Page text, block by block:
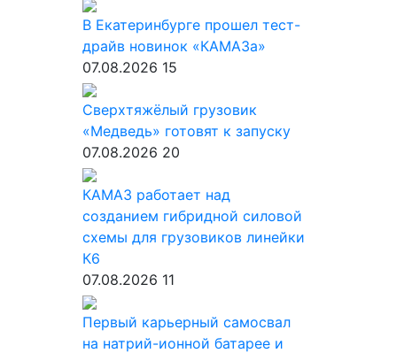
В Екатеринбурге прошел тест-
драйв новинок «КАМАЗа»
07.08.2026 15
Сверхтяжёлый грузовик
«Медведь» готовят к запуску
07.08.2026 20
КАМАЗ работает над
созданием гибридной силовой
схемы для грузовиков линейки
К6
07.08.2026 11
Первый карьерный самосвал
на натрий-ионной батарее и